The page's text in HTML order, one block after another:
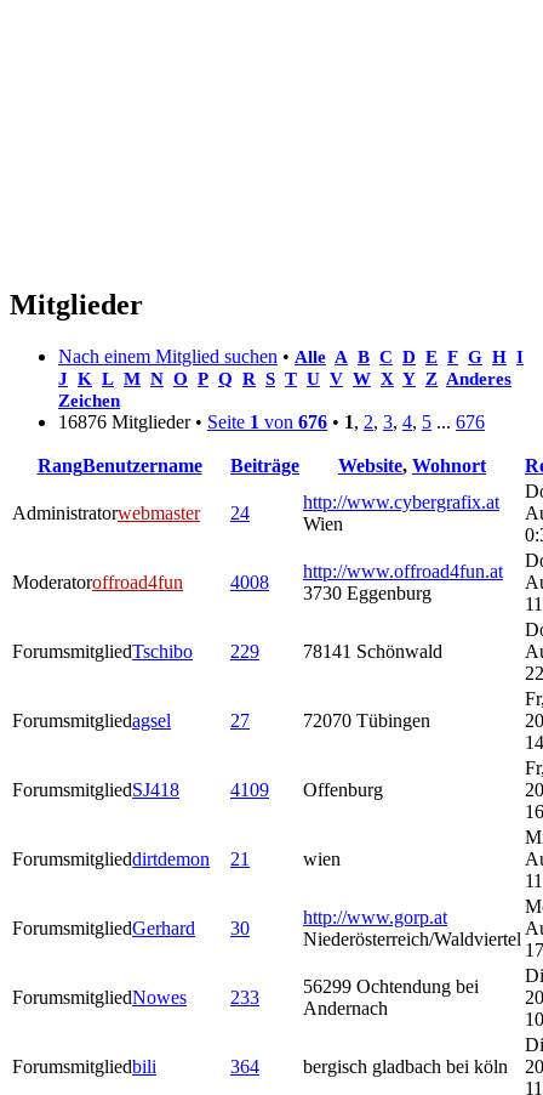
Mitglieder
Nach einem Mitglied suchen • Alle A B C D E F G H I
J K L M N O P Q R S T U V W X Y Z Anderes
Zeichen
16876 Mitglieder • Seite 1 von 676 • 1, 2, 3, 4, 5 ... 676
RangBenutzername Beiträge Website, Wohnort
Administratorwebmaster 24
http://www.cybergrafix.at
Wien
Moderatoroffroad4fun 4008
http://www.offroad4fun.at
3730 Eggenburg
ForumsmitgliedTschibo 229 78141 Schönwald
Forumsmitgliedagsel 27 72070 Tübingen
ForumsmitgliedSJ418 4109 Offenburg
Forumsmitglieddirtdemon 21 wien
ForumsmitgliedGerhard 30
http://www.gorp.at
Niederösterreich/Waldviertel
ForumsmitgliedNowes 233
56299 Ochtendung bei
Andernach
Forumsmitgliedbili 364 bergisch gladbach bei köln